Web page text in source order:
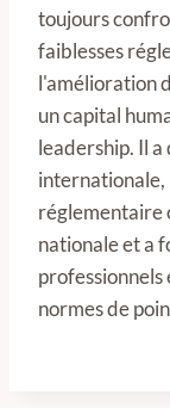
toujours
faiblesses
l'amélioration
un capital
leadership. Il
internationale,
réglementaire
nationale et a
professionnels
normes de